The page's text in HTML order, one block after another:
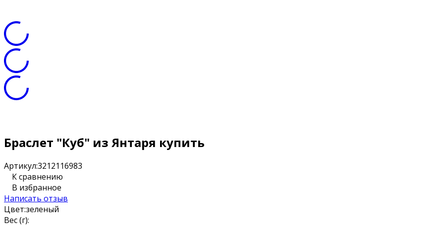
Браслет "Куб" из Янтаря купить
Артикул:3212116983
К сравнению
В избранное
Написать отзыв
Цвет:зеленый
Вес (г):